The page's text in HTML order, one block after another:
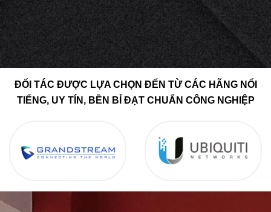
ĐỐI TÁC ĐƯỢC LỰA CHỌN ĐẾN TỪ CÁC HÃNG NỔI
TIẾNG, UY TÍN, BỀN BỈ ĐẠT CHUẨN CÔNG NGHIỆP